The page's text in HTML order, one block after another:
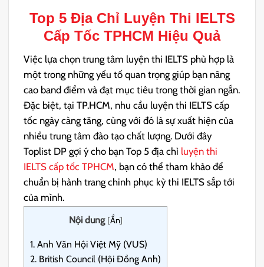
Top 5 Địa Chỉ Luyện Thi IELTS
Cấp Tốc TPHCM Hiệu Quả
Việc lựa chọn trung tâm luyện thi IELTS phù hợp là
một trong những yếu tố quan trọng giúp bạn nâng
cao band điểm và đạt mục tiêu trong thời gian ngắn.
Đặc biệt, tại TP.HCM, nhu cầu luyện thi IELTS cấp
tốc ngày càng tăng, cùng với đó là sự xuất hiện của
nhiều trung tâm đào tạo chất lượng. Dưới đây
Toplist DP gợi ý cho bạn Top 5 địa chỉ luyện thi
IELTS cấp tốc TPHCM, bạn có thể tham khảo để
chuẩn bị hành trang chinh phục kỳ thi IELTS sắp tới
của mình.
Nội dung [Ẩn]
1. Anh Văn Hội Việt Mỹ (VUS)
2. British Council (Hội Đồng Anh)